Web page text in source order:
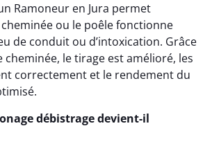
Ramoneur en Jura permet
cheminée ou le poêle fonctionne
de conduit ou d’intoxication. Grâce
cheminée, le tirage est amélioré, les
correctement et le rendement du
débistrage devient-il